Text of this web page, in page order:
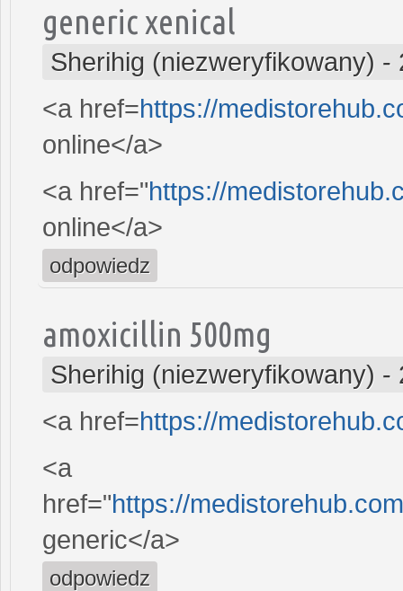
generic xenical
Sherihig (niezweryfikowany) -
<a href=https://
online</a>
<a href="https://
online</a>
odpowiedz
amoxicillin 500mg
Sherihig (niezweryfikowany) -
<a href=https://
<a
href="https://
generic</a>
odpowiedz